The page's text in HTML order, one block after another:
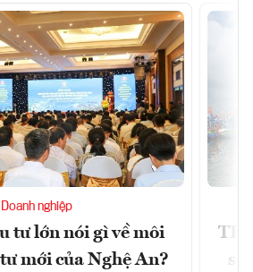
Doanh nghiệp
tư lớn nói gì về môi
mới của Nghệ An?